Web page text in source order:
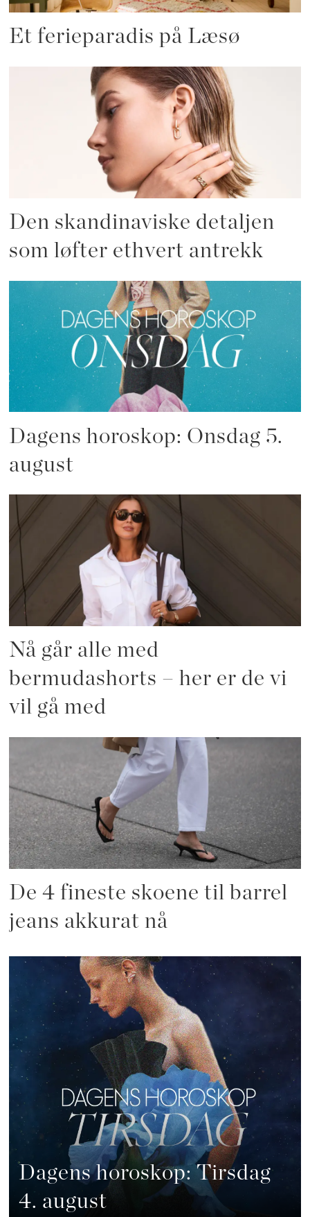
Et ferieparadis på Læsø
Den skandinaviske detaljen
som løfter ethvert antrekk
Dagens horoskop: Onsdag 5.
august
Nå går alle med
bermudashorts – her er de vi
vil gå med
De 4 fineste skoene til barrel
jeans akkurat nå
Dagens horoskop: Tirsdag
4. august